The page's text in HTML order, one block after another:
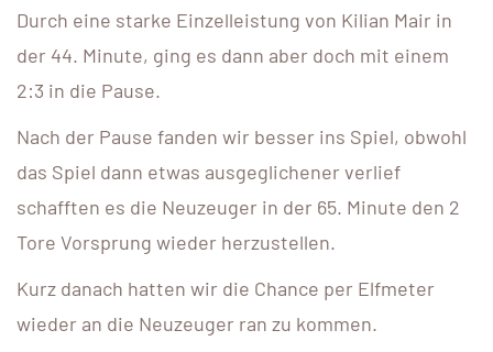
Durch eine starke Einzelleistung von Kilian Mair in
der 44. Minute, ging es dann aber doch mit einem
2:3 in die Pause.
Nach der Pause fanden wir besser ins Spiel, obwohl
das Spiel dann etwas ausgeglichener verlief
schafften es die Neuzeuger in der 65. Minute den 2
Tore Vorsprung wieder herzustellen.
Kurz danach hatten wir die Chance per Elfmeter
wieder an die Neuzeuger ran zu kommen.